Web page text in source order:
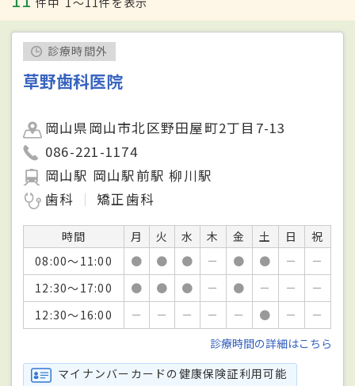
診療時間外
草野歯科医院
岡山県岡山市北区野田屋町2丁目7-13
086-221-1174
岡山駅 岡山駅前駅 柳川駅
歯科
矯正歯科
時間 月 火 水 木 金 土 日
祝
08:00～11:00
● ● ● － ● ● －
－
12:30～17:00
● ● ● － ● － －
－
12:30～16:00
－ － － － － ● －
－
診療時間の詳細はこちら
マイナンバーカードの健康保険証利用可能